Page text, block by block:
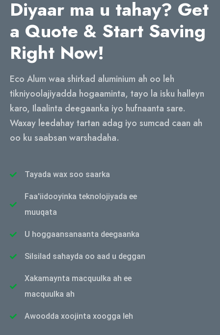
Diyaar ma u tahay? Get
a Quote & Start Saving
Right Now!
Eco Alum waa shirkad aluminium ah oo leh
tikniyoolajiyadda hogaaminta, tayo la isku halleyn
karo, Ilaalinta deegaanka iyo hufnaanta sare.
Waxay leedahay tartan adag iyo sumcad caan ah
oo ku saabsan warshadaha.
Tayada wax soo saarka
Faa'iidooyinka teknolojiyada ee
muuqata
U hoggaansanaanta deegaanka
Silsilad sahayda oo aad u deggan
Xakamaynta macquulka ah ee
macquulka ah
Awoodda xoojinta xoogga leh